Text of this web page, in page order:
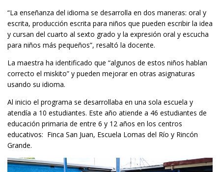
“La enseñanza del idioma se desarrolla en dos maneras: oral y
escrita, producción escrita para niños que pueden escribir la idea
y cursan del cuarto al sexto grado y la expresión oral y escucha
para niños más pequeños”, resaltó la docente.
La maestra ha identificado que “algunos de estos niños hablan
correcto el miskito” y pueden mejorar en otras asignaturas
usando su idioma.
Al inicio el programa se desarrollaba en una sola escuela y
atendía a 10 estudiantes. Este año atiende a 46 estudiantes de
educación primaria de entre 6 y 12 años en los centros
educativos: Finca San Juan, Escuela Lomas del Río y Rincón
Grande.